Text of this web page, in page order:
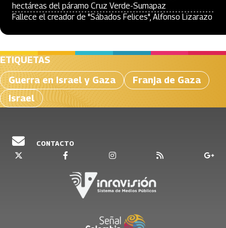
hectáreas del páramo Cruz Verde-Sumapaz
Fallece el creador de "Sábados Felices", Alfonso Lizarazo
ETIQUETAS
Guerra en Israel y Gaza
Franja de Gaza
Israel
CONTACTO